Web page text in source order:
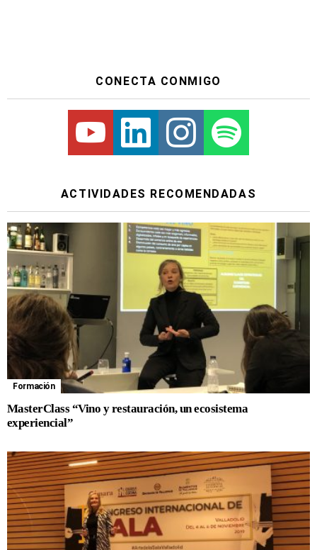
CONECTA CONMIGO
Youtube Linkedin Instagram Spotify
ACTIVIDADES RECOMENDADAS
Formación
MasterClass “Vino y restauración, un ecosistema
experiencial”